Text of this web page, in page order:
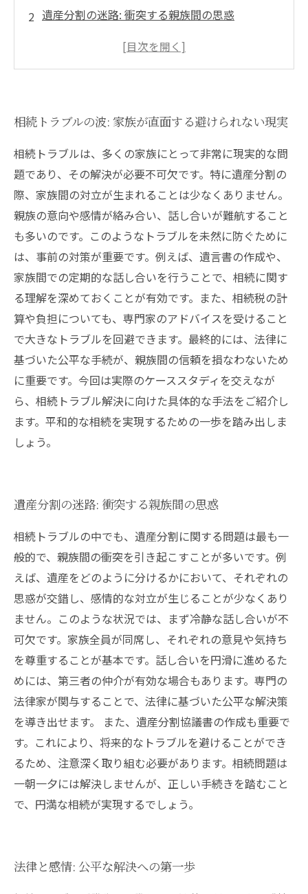
遺産分割の迷路: 衝突する親族間の思惑
法律と感情: 公平な解決への第一歩
公平な相続の未来: 円満な相続を実現するために
トラブル解決への道: 専門家によるアドバイスと
サポート
相続トラブルの波: 家族が直面する避けられない現実
相続トラブルは、多くの家族にとって非常に現実的な問
題であり、その解決が必要不可欠です。特に遺産分割の
際、家族間の対立が生まれることは少なくありません。
親族の意向や感情が絡み合い、話し合いが難航すること
も多いのです。このようなトラブルを未然に防ぐために
は、事前の対策が重要です。例えば、遺言書の作成や、
家族間での定期的な話し合いを行うことで、相続に関す
る理解を深めておくことが有効です。また、相続税の計
算や負担についても、専門家のアドバイスを受けること
で大きなトラブルを回避できます。最終的には、法律に
基づいた公平な手続が、親族間の信頼を損なわないため
に重要です。今回は実際のケーススタディを交えなが
ら、相続トラブル解決に向けた具体的な手法をご紹介し
ます。平和的な相続を実現するための一歩を踏み出しま
しょう。
遺産分割の迷路: 衝突する親族間の思惑
相続トラブルの中でも、遺産分割に関する問題は最も一
般的で、親族間の衝突を引き起こすことが多いです。例
えば、遺産をどのように分けるかにおいて、それぞれの
思惑が交錯し、感情的な対立が生じることが少なくあり
ません。このような状況では、まず冷静な話し合いが不
可欠です。家族全員が同席し、それぞれの意見や気持ち
を尊重することが基本です。話し合いを円滑に進めるた
めには、第三者の仲介が有効な場合もあります。専門の
法律家が関与することで、法律に基づいた公平な解決策
を導き出せます。 また、遺産分割協議書の作成も重要で
す。これにより、将来的なトラブルを避けることができ
るため、注意深く取り組む必要があります。相続問題は
一朝一夕には解決しませんが、正しい手続きを踏むこと
で、円満な相続が実現するでしょう。
法律と感情: 公平な解決への第一歩